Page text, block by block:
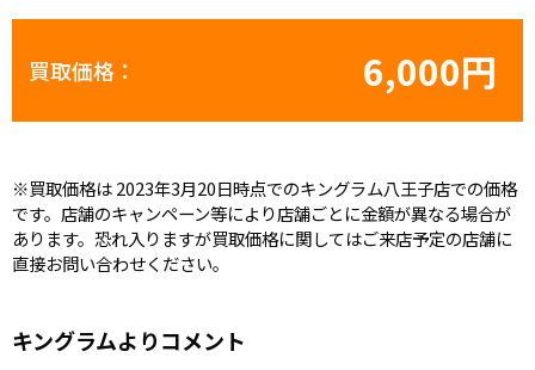
買取価格： 6,000円
※買取価格は 2023年3月20日時点でのキングラム八王子店での価格
です。店舗のキャンペーン等により店舗ごとに金額が異なる場合が
あります。恐れ入りますが買取価格に関してはご来店予定の店舗に
直接お問い合わせください。
キングラムよりコメント